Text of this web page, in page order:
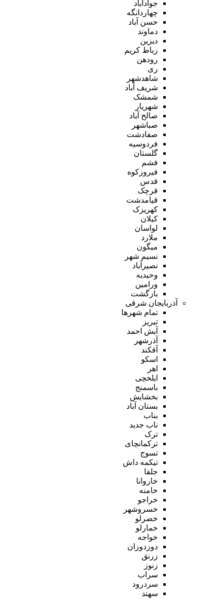
جوادآباد
چهاردانگه
حسن آباد
دماوند
دیزین
رباط کریم
رودهن
ری
شاهدشهر
شریف آباد
شمشک
شهریار
صالح آباد
صباشهر
صفادشت
فردوسیه
گلستان
فشم
فیروزکوه
قدس
قرچک
قیامدشت
کهریزک
کیلان
لواسان
ملارد
میگون
نسیم شهر
نصیرآباد
وحیدیه
ورامین
بازگشت
آذربایجان شرقی
تمام شهر‌ها
تبریز
آبش احمد
آذرشهر
آقکند
اسکو
اهر
ایلخچی
باسمنج
بخشایش
بستان آباد
بناب
ناب جدید
ترک
ترکمانچای
تسوج
تیکمه داش
جلفا
خاروانا
خامنه
خراجو
خسروشهر
خضرلو
خمارلو
خواجه
دوزدوزان
زرنق
زنوز
سراب
سردرود
سهند